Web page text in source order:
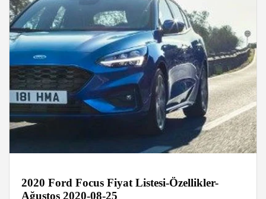
2020 Ford Focus Fiyat Listesi-Özellikler-
Ağustos 2020-08-25